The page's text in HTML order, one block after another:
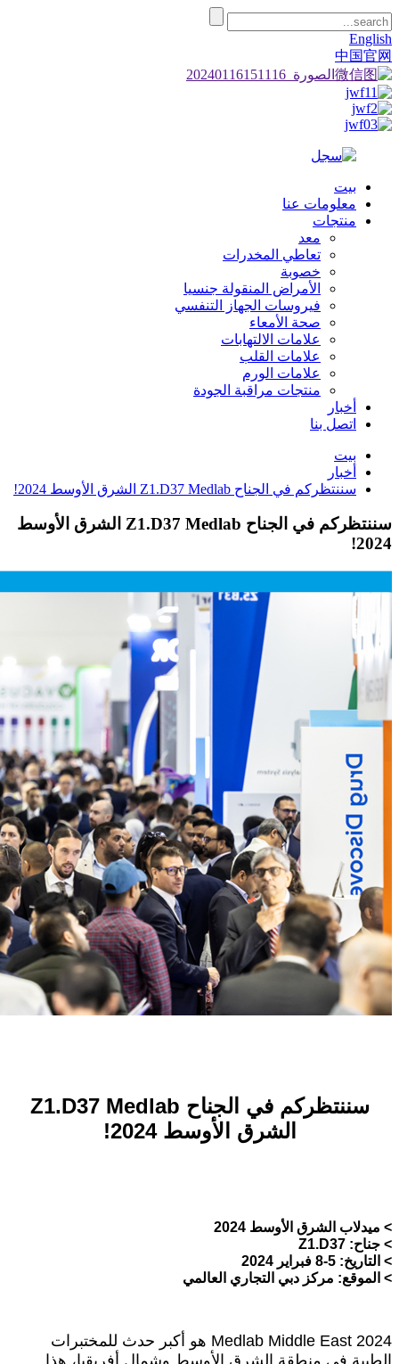
English
中国官网
بيت
معلومات عنا
منتجات
معد
تعاطي المخدرات
خصوبة
الأمراض المنقولة جنسيا
فيروسات الجهاز التنفسي
صحة الأمعاء
علامات الالتهابات
علامات القلب
علامات الورم
منتجات مراقبة الجودة
أخبار
اتصل بنا
بيت
أخبار
سننتظركم في الجناح Z1.D37 Medlab الشرق الأوسط 2024!
سننتظركم في الجناح Z1.D37 Medlab الشرق الأوسط
2024!
سننتظركم في الجناح Z1.D37 Medlab
الشرق الأوسط 2024!
> ميدلاب الشرق الأوسط 2024
> جناح: Z1.D37
> التاريخ: 5-8 فبراير 2024
> الموقع: مركز دبي التجاري العالمي
Medlab Middle East 2024 هو أكبر حدث للمختبرات